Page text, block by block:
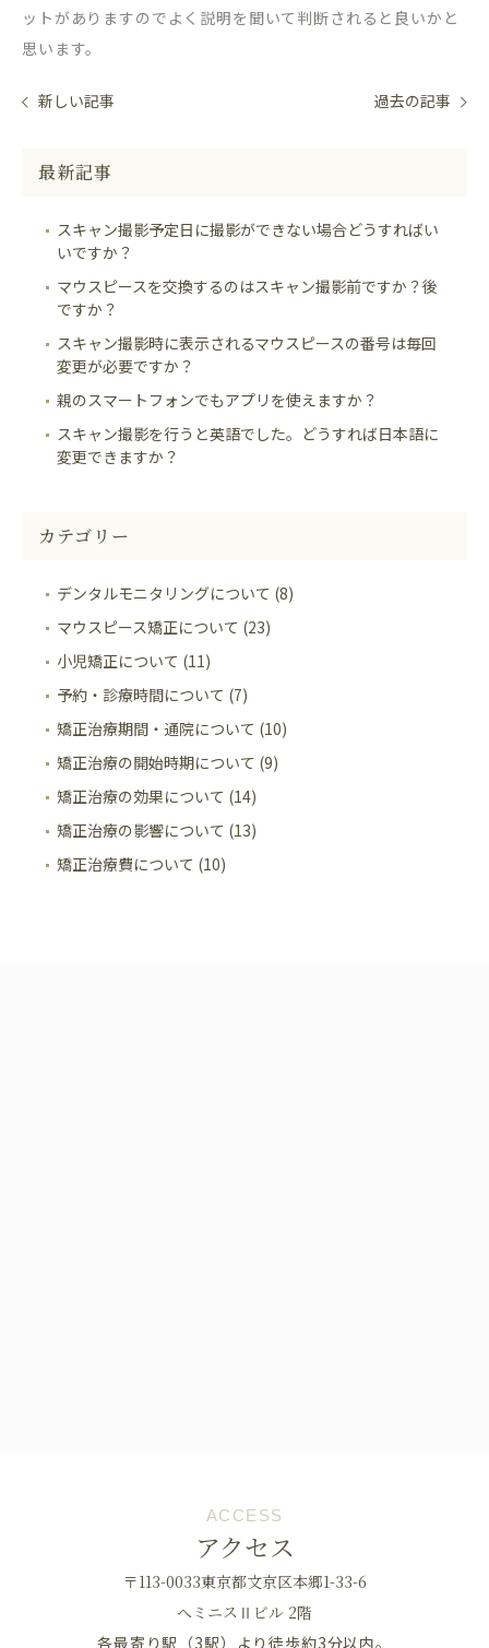
ットがありますのでよく説明を聞いて判断されると良いかと
思います。
新しい記事 過去の記事
最新記事
スキャン撮影予定日に撮影ができない場合どうすればい
いですか？
マウスピースを交換するのはスキャン撮影前ですか？後
ですか？
スキャン撮影時に表示されるマウスピースの番号は毎回
変更が必要ですか？
親のスマートフォンでもアプリを使えますか？
スキャン撮影を行うと英語でした。どうすれば日本語に
変更できますか？
カテゴリー
デンタルモニタリングについて (8)
マウスピース矯正について (23)
小児矯正について (11)
予約・診療時間について (7)
矯正治療期間・通院について (10)
矯正治療の開始時期について (9)
矯正治療の効果について (14)
矯正治療の影響について (13)
矯正治療費について (10)
ACCESS
アクセス
〒113-0033東京都文京区本郷1-33-6
へミニスⅡビル 2階
各最寄り駅（3駅）より徒歩約3分以内。